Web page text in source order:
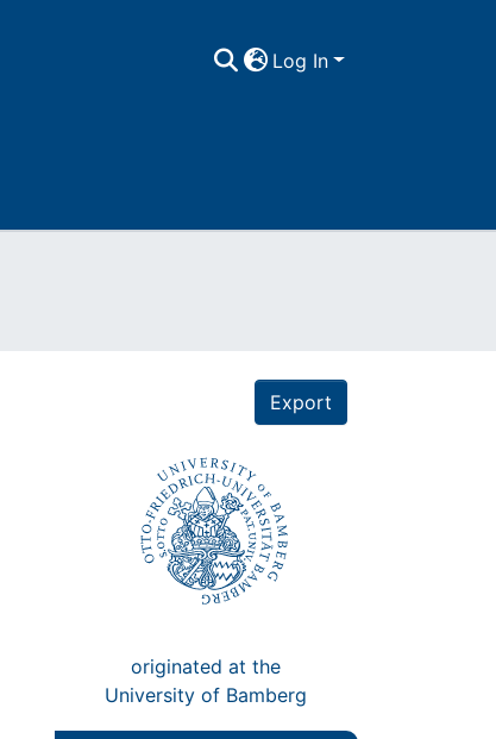
Log In
Export
originated at the
University of Bamberg